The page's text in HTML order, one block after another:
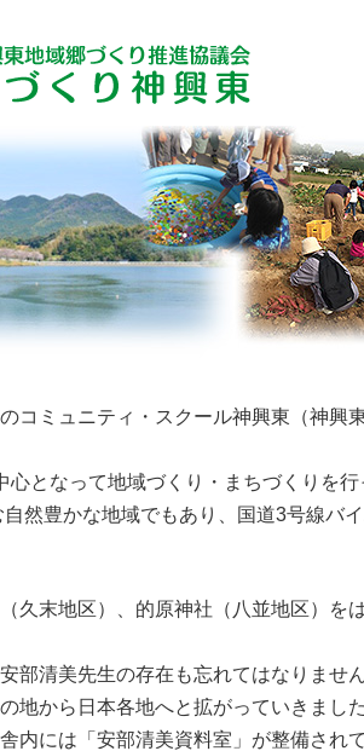
コミュニティ・スクール神興東（神興
となって地域づくり・まちづくりを行
然豊かな地域でもあり、国道3号線バ
久末地区）、的原神社（八並地区）を
部清美先生の存在も忘れてはなりません
地から日本各地へと拡がっていきました
には「安部清美資料室」が整備されて